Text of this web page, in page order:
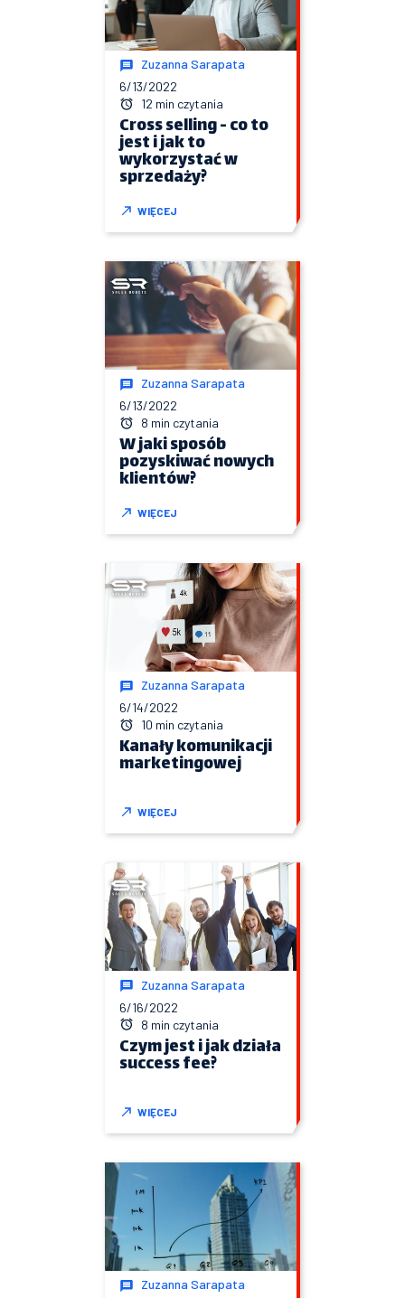
Zuzanna Sarapata
6/13/2022
12 min czytania
Cross selling - co to
jest i jak to
wykorzystać w
sprzedaży?
WIĘCEJ
Zuzanna Sarapata
6/13/2022
8 min czytania
W jaki sposób
pozyskiwać nowych
klientów?
WIĘCEJ
Zuzanna Sarapata
6/14/2022
10 min czytania
Kanały komunikacji
marketingowej
WIĘCEJ
Zuzanna Sarapata
6/16/2022
8 min czytania
Czym jest i jak działa
success fee?
WIĘCEJ
Zuzanna Sarapata